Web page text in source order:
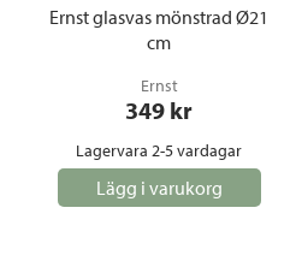
Ernst glasvas mönstrad Ø21
cm
Ernst
349 kr
Lagervara 2-5 vardagar
Lägg i varukorg